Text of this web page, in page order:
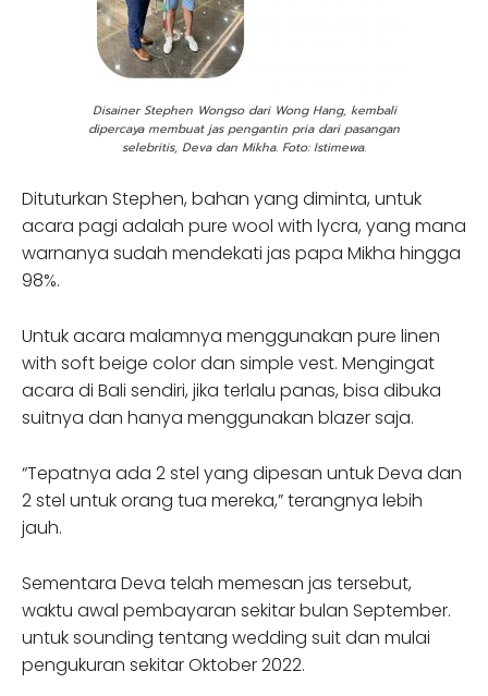
Disainer Stephen Wongso dari Wong Hang, kembali
dipercaya membuat jas pengantin pria dari pasangan
selebritis, Deva dan Mikha. Foto: Istimewa.
Dituturkan Stephen, bahan yang diminta, untuk
acara pagi adalah pure wool with lycra, yang mana
warnanya sudah mendekati jas papa Mikha hingga
98%.
Untuk acara malamnya menggunakan pure linen
with soft beige color dan simple vest. Mengingat
acara di Bali sendiri, jika terlalu panas, bisa dibuka
suitnya dan hanya menggunakan blazer saja.
“Tepatnya ada 2 stel yang dipesan untuk Deva dan
2 stel untuk orang tua mereka,” terangnya lebih
jauh.
Sementara Deva telah memesan jas tersebut,
waktu awal pembayaran sekitar bulan September.
untuk sounding tentang wedding suit dan mulai
pengukuran sekitar Oktober 2022.